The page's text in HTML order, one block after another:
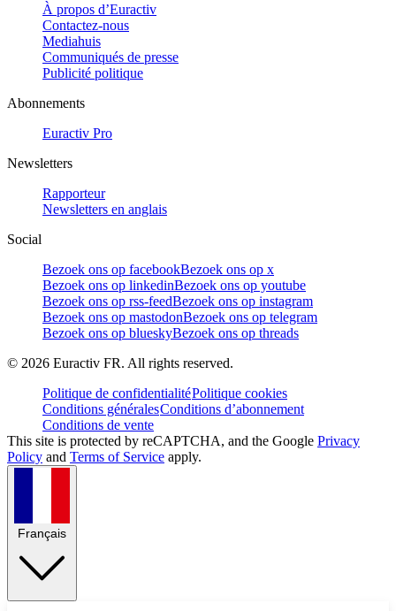
À propos d’Euractiv
Contactez-nous
Mediahuis
Communiqués de presse
Publicité politique
Abonnements
Euractiv Pro
Newsletters
Rapporteur
Newsletters en anglais
Social
Bezoek ons op facebookBezoek ons op x
Bezoek ons op linkedinBezoek ons op youtube
Bezoek ons op rss-feedBezoek ons op instagram
Bezoek ons op mastodonBezoek ons op telegram
Bezoek ons op blueskyBezoek ons op threads
© 2026 Euractiv FR. All rights reserved.
Politique de confidentialitéPolitique cookies
Conditions généralesConditions d’abonnement
Conditions de vente
This site is protected by reCAPTCHA, and the Google Privacy
Policy and Terms of Service apply.
Français